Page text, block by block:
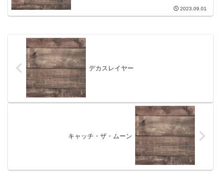
2023.09.01
デカスレイヤー
キャッチ・ザ・ムーン